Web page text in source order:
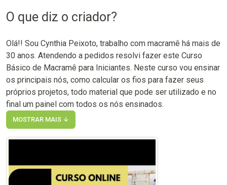
O que diz o criador?
Olá!! Sou Cynthia Peixoto, trabalho com macramê há mais de
30 anos. Atendendo a pedidos resolvi fazer este Curso
Básico de Macramê para Iniciantes. Neste curso vou ensinar
os principais nós, como calcular os fios para fazer seus
próprios projetos, todo material que pode ser utilizado e no
final um painel com todos os nós ensinados.
MOSTRAR MAIS ↓